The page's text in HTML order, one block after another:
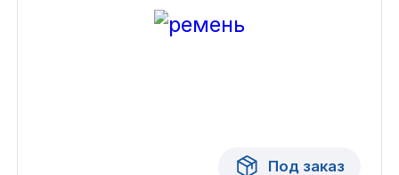
Под заказ